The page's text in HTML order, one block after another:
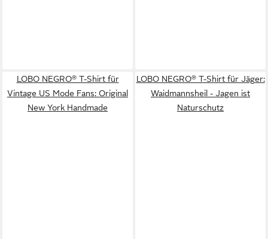
LOBO NEGRO® T-Shirt für
Vintage US Mode Fans: Original
New York Handmade
LOBO NEGRO® T-Shirt für Jäger:
Waidmannsheil - Jagen ist
Naturschutz